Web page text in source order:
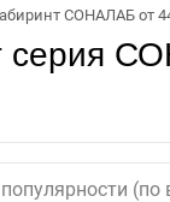
СОНАЛАБ от
серия
(по